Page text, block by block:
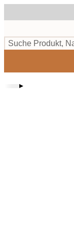
to
content.
Suche Produkt,
▸